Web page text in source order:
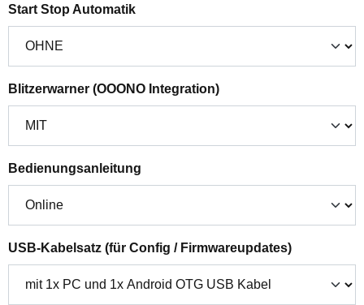
Start Stop Automatikauswählen
Blitzerwarner (OOONO Integration)auswählen
Bedienungsanleitung
USB-Kabelsatz (für Config / Firmwareupdates)auswählen